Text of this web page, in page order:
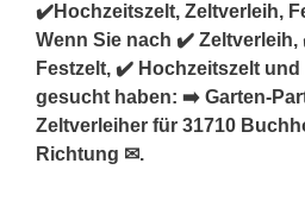
✔️Hochzeitszelt, Zeltverleih,
Wenn Sie nach ✔️
Festzelt, ✔️ Hochzeitszelt
gesucht haben: ➡️ Garten-
Zeltverleiher für 31710
Richtung ✉.